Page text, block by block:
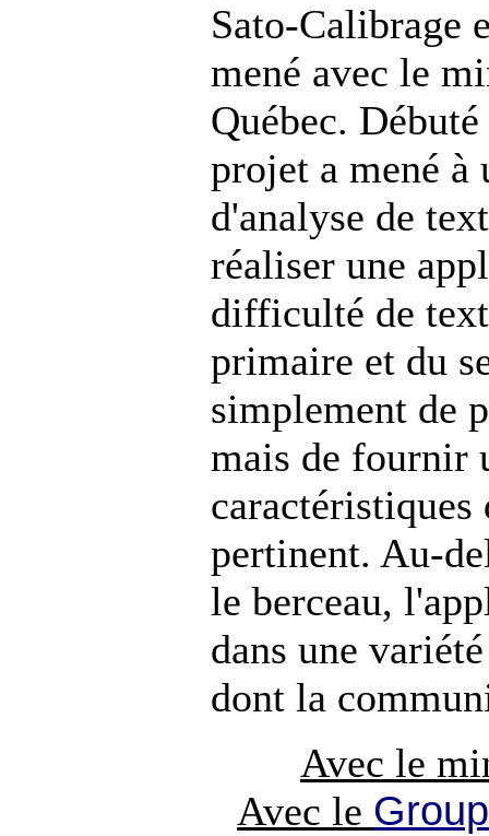
Sato-Calibrage
mené avec le
Québec.
projet a mené
d'analyse de
réaliser une
difficulté de
primaire et du
simplement de
mais de fournir
pertinent. Au-
le berceau,
dans une
dont la
Avec le
Avec le